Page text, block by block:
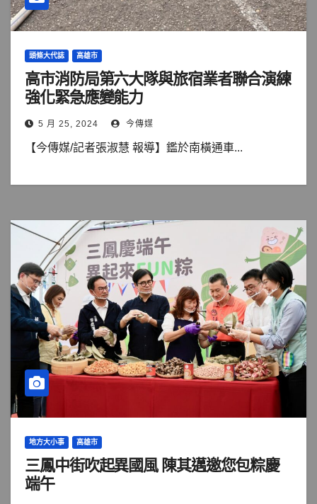
頭條大代誌 高雄市
高市消防局第六大隊與旅宿業者聯合演練
強化緊急應變能力
5 月 25, 2024 今傳媒
【今傳媒/記者張淑慧 報導】鑑於南橫通車...
地方大小事 高雄市
三鳳中街吹起異國風 陳其邁邀您包粽慶
端午